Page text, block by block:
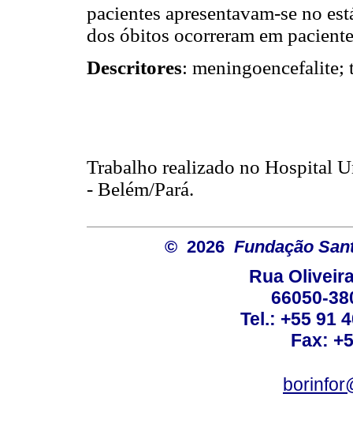
pacientes apresentavam-se no
dos óbitos ocorreram em
Descritores:
Trabalho realizado no Hospital
- Belém/Pará.
© 2026 Fundação
Rua
66050-
Tel.: +55 91
Fax: